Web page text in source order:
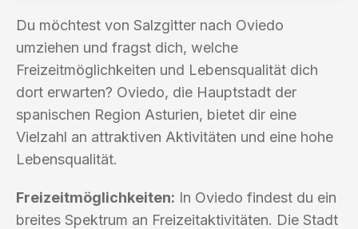
Du möchtest von Salzgitter nach Oviedo
umziehen und fragst dich, welche
Freizeitmöglichkeiten und Lebensqualität dich
dort erwarten? Oviedo, die Hauptstadt der
spanischen Region Asturien, bietet dir eine
Vielzahl an attraktiven Aktivitäten und eine hohe
Lebensqualität.
Freizeitmöglichkeiten: In Oviedo findest du ein
breites Spektrum an Freizeitaktivitäten. Die Stadt